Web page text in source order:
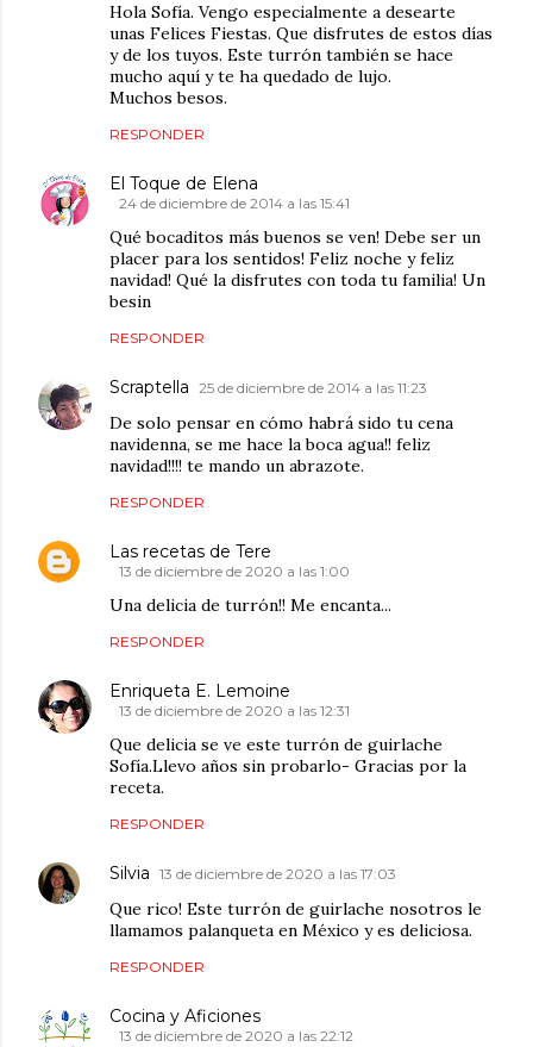
Hola Sofía. Vengo especialmente a desearte
unas Felices Fiestas. Que disfrutes de estos días
y de los tuyos. Este turrón también se hace
mucho aquí y te ha quedado de lujo.
Muchos besos.
RESPONDER
El Toque de Elena
24 de diciembre de 2014 a las 15:41
Qué bocaditos más buenos se ven! Debe ser un
placer para los sentidos! Feliz noche y feliz
navidad! Qué la disfrutes con toda tu familia! Un
besin
RESPONDER
Scraptella 25 de diciembre de 2014 a las 11:23
De solo pensar en cómo habrá sido tu cena
navidenna, se me hace la boca agua!! feliz
navidad!!!! te mando un abrazote.
RESPONDER
Las recetas de Tere
13 de diciembre de 2020 a las 1:00
Una delicia de turrón!! Me encanta...
RESPONDER
Enriqueta E. Lemoine
13 de diciembre de 2020 a las 12:31
Que delicia se ve este turrón de guirlache
Sofía.Llevo años sin probarlo- Gracias por la
receta.
RESPONDER
Silvia 13 de diciembre de 2020 a las 17:03
Que rico! Este turrón de guirlache nosotros le
llamamos palanqueta en México y es deliciosa.
RESPONDER
Cocina y Aficiones
13 de diciembre de 2020 a las 22:12